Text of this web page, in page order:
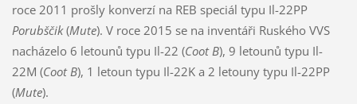
roce 2011 prošly konverzí na REB speciál typu Il-22PP
Porubščik(Mute). V roce 2015 se na inventáři Ruského VVS
nacházelo 6 letounů typu Il-22 (Coot B), 9 letounů typu Il-
22M (Coot B), 1 letoun typu Il-22K a 2 letouny typu Il-22PP
(Mute).